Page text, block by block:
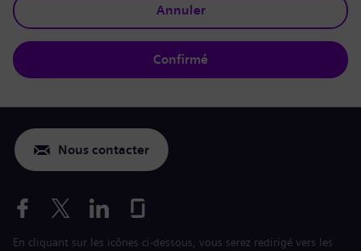
Annuler
Confirmé
Nous contacter
En cliquant sur les icônes ci-dessous, vous serez redirigé vers les